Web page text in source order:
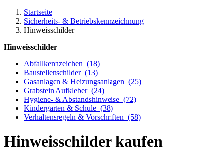
Startseite
Sicherheits- & Betriebskennzeichnung
Hinweisschilder
Hinweisschilder
Abfallkennzeichen (18)
Baustellenschilder (13)
Gasanlagen & Heizungsanlagen (25)
Grabstein Aufkleber (24)
Hygiene- & Abstandshinweise (72)
Kindergarten & Schule (38)
Verhaltensregeln & Vorschriften (58)
Hinweisschilder kaufen